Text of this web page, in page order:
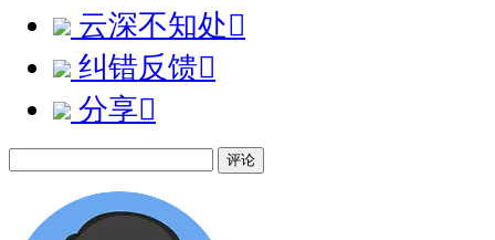
云深不知处
纠错反馈
分享
评论